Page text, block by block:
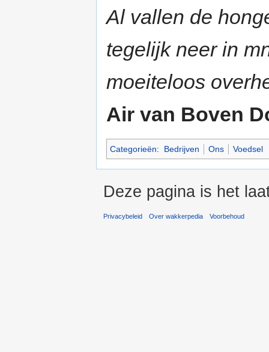
Al vallen de
tegelijk neer in
moeiteloos
Air van Boven
Categorieën: Bedrijven Ons Voedsel
Deze pagina is het
Privacybeleid Over wakkerpedia Voorbehoud